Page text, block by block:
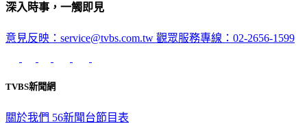
深入時事，一觸即見
意見反映：service@tvbs.com.tw 觀眾服務專線：02-2656-1599
TVBS新聞網
關於我們 56新聞台節目表